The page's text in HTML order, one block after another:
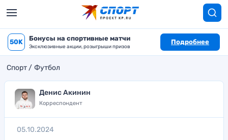
50K Бонусы на спортивные матчи
Эксклюзивные акции, розыгрыши призов
Подробнее
Спорт Футбол
Денис Акинин
Корреспондент
05.10.2024